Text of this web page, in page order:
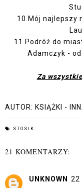
10.Mój najlepszy
11.Podróż do
Adamczyk -
Za
AUTOR: KSIĄŻKI -
STOSIK
21 KOMENTARZY:
UNKNOWN
22